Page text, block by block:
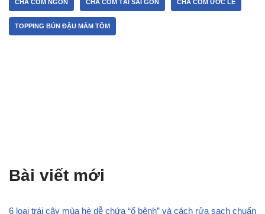
CHẢ CỐM NGON CHẢ CỐM TẠI SÀI GÒN CHẢ CỐM ƯỚC LỄ
TOPPING BÚN ĐẬU MẮM TÔM
Bài viết mới
6 loại trái cây mùa hè dễ chứa “ổ bệnh” và cách rửa sạch chuẩn